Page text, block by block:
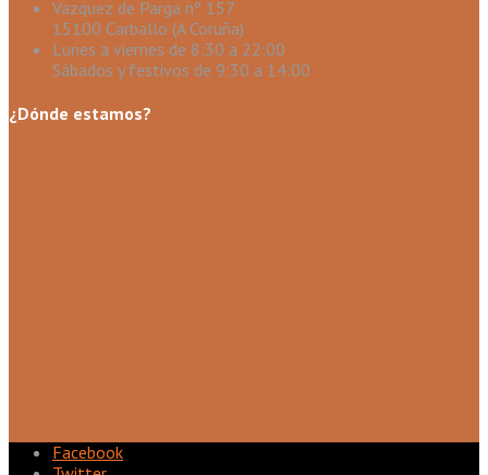
Vazquez de Parga nº 157
15100 Carballo (A Coruña)
Lunes a viernes de 8:30 a 22:00
Sábados y festivos de 9:30 a 14:00
¿Dónde estamos?
Facebook